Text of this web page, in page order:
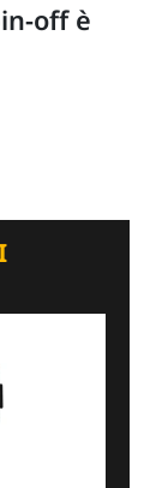
off è